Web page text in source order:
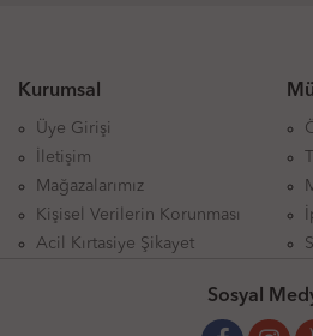
Kurumsal
Üye Girişi
İletişim
Mağazalarımız
Kişisel Verilerin Korunması
Acil Kırtasiye Şikayet
Sosyal